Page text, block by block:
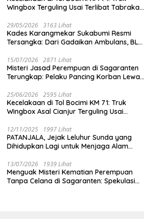
Wingbox Terguling Usai Terlibat Tabrakan
29/05/2026 3163 Lihat
Kades Karangmekar Sukabumi Resmi
Tersangka: Dari Gadaikan Ambulans, BLT
15/07/2026 2871 Lihat
Misteri Jasad Perempuan di Sagaranten
Terungkap: Pelaku Pancing Korban Lewat
25/06/2026 2595 Lihat
Kecelakaan di Tol Bocimi KM 71: Truk
Wingbox Asal Cianjur Terguling Usai
RS Sekarwangi
12/11/2025 1997 Lihat
PATANJALA, Jejak Leluhur Sunda yang
Dihidupkan Lagi untuk Menjaga Alam
13/07/2026 1939 Lihat
Menguak Misteri Kematian Perempuan
Tanpa Celana di Sagaranten: Spekulasi